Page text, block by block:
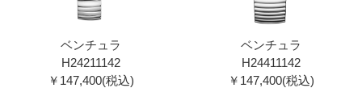
ベンチュラ
H24211142
￥147,400(税込)
ベンチュラ
H24411142
￥147,400(税込)